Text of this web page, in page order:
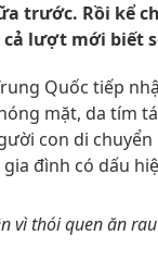
trước. Rồi kể
lượt mới biết
Quốc tiếp
mặt, da tím
con di
đình có dấu
vì thói quen ăn